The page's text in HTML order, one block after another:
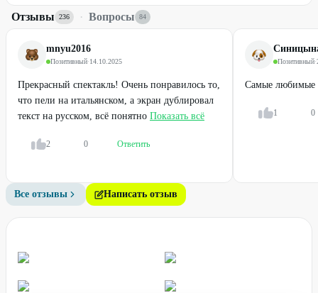
Отзывы 236 · Вопросы 84
mnyu2016
Позитивный·14.10.2025
Прекрасный спектакль! Очень понравилось то,
что пели на итальянском, а экран дублировал
текст на русском, всё понятно Показать всё
2 0 Ответить
Позитивный·
Самые
1 0
Все отзывы Написать отзыв